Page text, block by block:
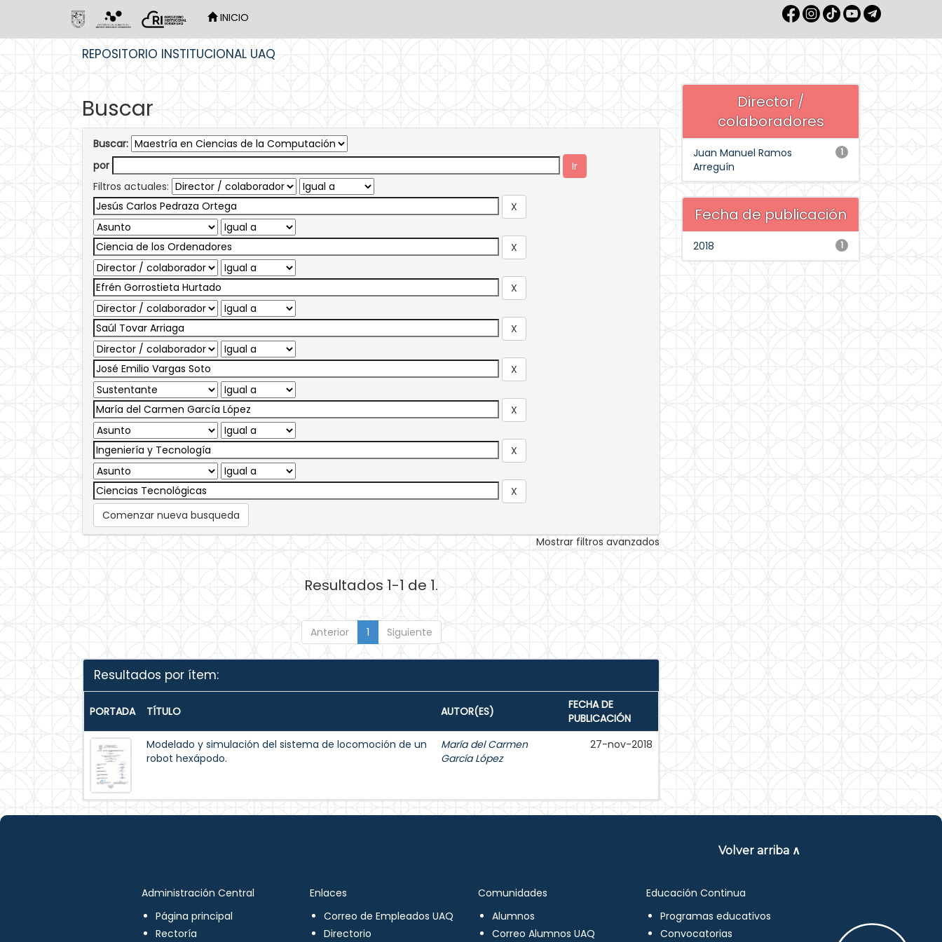
INICIO
REPOSITORIO INSTITUCIONAL UAQ
Buscar
Buscar:
por
Filtros actuales:
Comenzar nueva busqueda
Mostrar filtros avanzados
Resultados 1-1 de 1.
Anterior 1 Siguiente
Resultados por ítem:
PORTADA TÍTULO AUTOR(ES)
FECHA DE
PUBLICACIÓN
Modelado y simulación del sistema de locomoción de un
robot hexápodo.
María del Carmen
García López
27-nov-2018
Director /
colaboradores
1
Juan Manuel Ramos
Arreguín
Fecha de publicación
1
2018
Volver arriba ∧
Administración Central
Página principal
Rectoría
Enlaces
Correo de Empleados UAQ
Directorio
Comunidades
Alumnos
Correo Alumnos UAQ
Educación Continua
Programas educativos
Convocatorias